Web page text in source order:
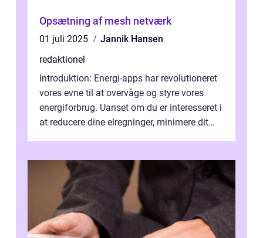
Opsætning af mesh netværk
01 juli 2025
Jannik Hansen
redaktionel
Introduktion: Energi-apps har revolutioneret
vores evne til at overvåge og styre vores
energiforbrug. Uanset om du er interesseret i
at reducere dine elregninger, minimere dit